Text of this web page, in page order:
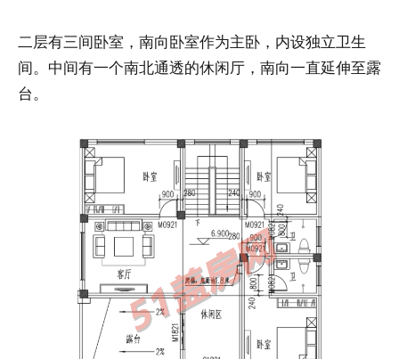
二层有三间卧室，南向卧室作为主卧，内设独立卫生
间。中间有一个南北通透的休闲厅，南向一直延伸至露
台。